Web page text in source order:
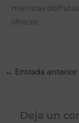
mientras
ofrecer.
← Entrada anterior
Deja un